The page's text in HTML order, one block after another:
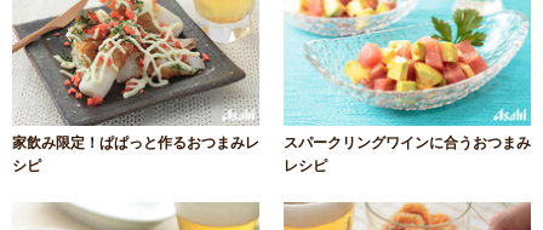
家飲み限定！ぱぱっと作るおつまみレ
シピ
スパークリングワインに合うおつまみ
レシピ